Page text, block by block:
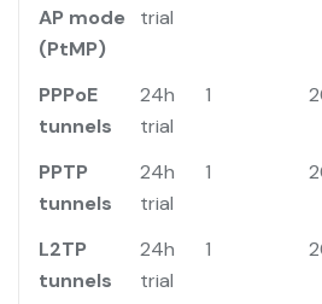
AP mode
(PtMP)
trial
PPPoE
tunnels
24h
trial
1
PPTP
tunnels
24h
trial
1
L2TP
tunnels
24h
trial
1